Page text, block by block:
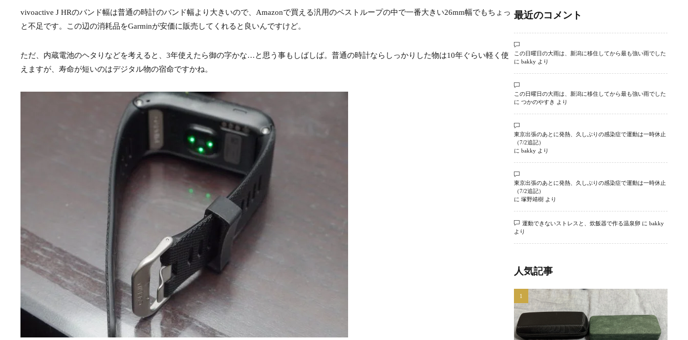
vivoactive J HRのバンド幅は普通の時計のバンド幅より大きいので、Amazonで買える汎用のベストループの中で一番大きい26mm幅でもちょっ
と不足です。この辺の消耗品をGarminが安価に販売してくれると良いんですけど。
ただ、内蔵電池のヘタりなどを考えると、3年使えたら御の字かな…と思う事もしばしば。普通の時計ならしっかりした物は10年ぐらい軽く使
えますが、寿命が短いのはデジタル物の宿命ですかね。
最近のコメント
この日曜日の大雨は、新潟に移住してから最も強い雨でした
に bakky より
この日曜日の大雨は、新潟に移住してから最も強い雨でした
に つかのやすき より
東京出張のあとに発熱、久しぶりの感染症で運動は一時休止
（7/2追記）
に bakky より
東京出張のあとに発熱、久しぶりの感染症で運動は一時休止
（7/2追記）
に 塚野靖樹 より
運動できないストレスと、炊飯器で作る温泉卵 に bakky
より
人気記事